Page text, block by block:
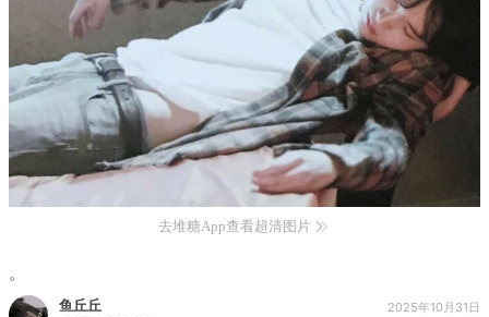
去堆糖App查看超清图片
。
鱼丘丘 2025年10月31日